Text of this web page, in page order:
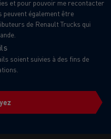
et pour pouvoir me recontacter
peuvent également être
de Renault Trucks qui
soient suivies à des fins de